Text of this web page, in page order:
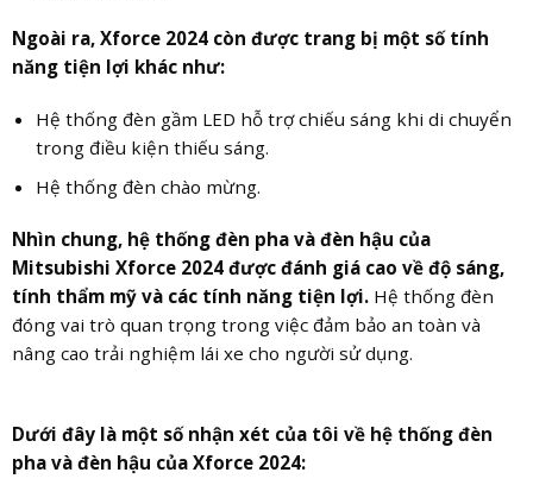
Ngoài ra, Xforce 2024 còn được trang bị một số tính
năng tiện lợi khác như:
Hệ thống đèn gầm LED hỗ trợ chiếu sáng khi di chuyển
trong điều kiện thiếu sáng.
Hệ thống đèn chào mừng.
Nhìn chung, hệ thống đèn pha và đèn hậu của
Mitsubishi Xforce 2024 được đánh giá cao về độ sáng,
tính thẩm mỹ và các tính năng tiện lợi.Hệ thống đèn
đóng vai trò quan trọng trong việc đảm bảo an toàn và
nâng cao trải nghiệm lái xe cho người sử dụng.
Dưới đây là một số nhận xét của tôi về hệ thống đèn
pha và đèn hậu của Xforce 2024: